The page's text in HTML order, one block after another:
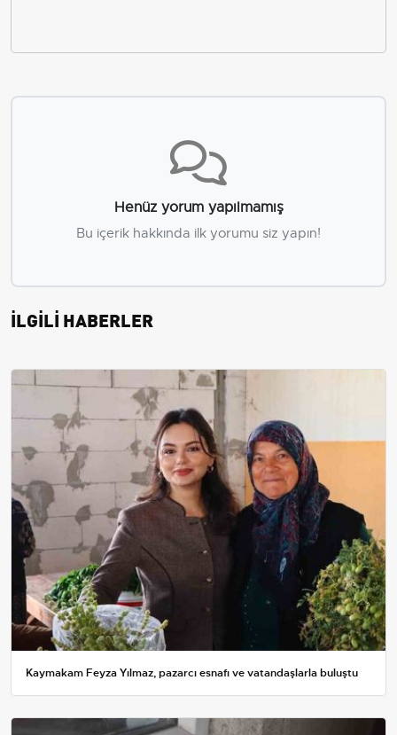
Henüz yorum yapılmamış
Bu içerik hakkında ilk yorumu siz yapın!
İLGİLİ HABERLER
Kaymakam Feyza Yılmaz, pazarcı esnafı ve vatandaşlarla buluştu